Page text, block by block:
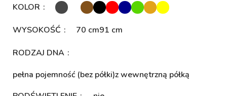
KOLOR
WYSOKOŚĆ 70 cm91 cm
RODZAJ DNA
pełna pojemność (bez półki)z wewnętrzną półką